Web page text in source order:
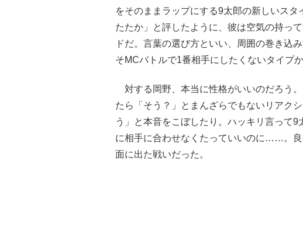
をそのままラップにする9太郎の新しいス
たたか」と評したように、彼は空気の持っ
ドだ。言葉の選び方といい、周囲の巻き込
そMCバトルで1番相手にしたくないタイプか
対する岡野、本当に性格がいいのだろう
たら「そう？」とまんざらでもないリアク
う」と本音をこぼしたり。ハッキリ言って
に相手に合わせなくたっていいのに……。
面に出た戦いだった。